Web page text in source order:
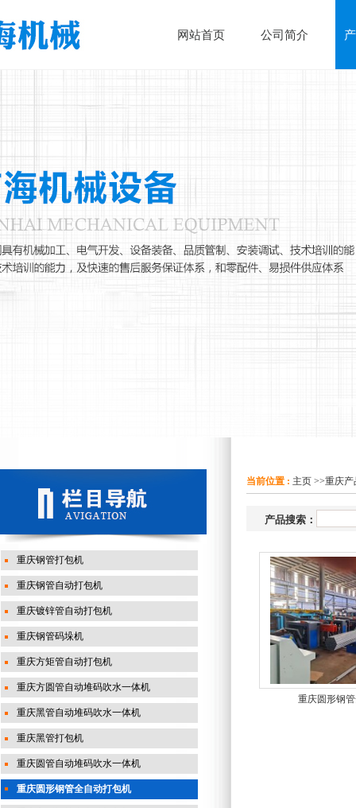
网站首页 公司简介
重庆钢管打包机
重庆钢管自动打包机
重庆镀锌管自动打包机
重庆钢管码垛机
重庆方矩管自动打包机
重庆方圆管自动堆码吹水一体机
重庆黑管自动堆码吹水一体机
重庆黑管打包机
重庆圆管自动堆码吹水一体机
重庆圆形钢管全自动打包机
当前位置 : 主页 >>重庆产
产品搜索：
重庆圆形钢